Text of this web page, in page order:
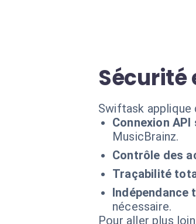
Swiftask applique
Connexion API
MusicBrainz.
Contrôle des
Traçabilité
Indépendance
nécessaire.
Pour aller plus